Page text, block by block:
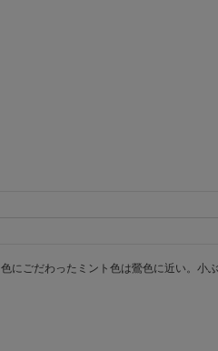
色にごだわったミント色は鶯色に近い。小